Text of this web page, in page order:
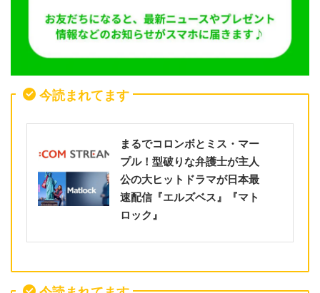
今読まれてます
まるでコロンボとミス・マー
プル！型破りな弁護士が主人
公の大ヒットドラマが日本最
速配信『エルズベス』『マト
ロック』